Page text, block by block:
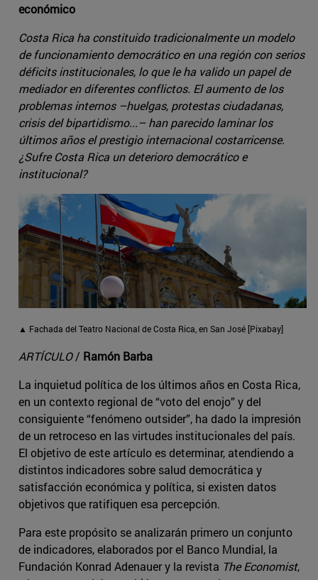
económico
Costa Rica ha constituido tradicionalmente un modelo
de funcionamiento democrático en una región con serios
déficits institucionales, lo que le ha valido un papel de
mediador en diferentes conflictos. El aumento de los
problemas internos –huelgas, protestas ciudadanas,
crisis del bipartidismo...– han parecido laminar los
últimos años el prestigio internacional costarricense.
¿Sufre Costa Rica un deterioro democrático e
institucional?
▲ Fachada del Teatro Nacional de Costa Rica, en San José [Pixabay]
ARTÍCULO/ Ramón Barba
La inquietud política de los últimos años en Costa Rica,
en un contexto regional de “voto del enojo” y del
consiguiente “fenómeno outsider”, ha dado la impresión
de un retroceso en las virtudes institucionales del país.
El objetivo de este artículo es determinar, atendiendo a
distintos indicadores sobre salud democrática y
satisfacción económica y política, si existen datos
objetivos que ratifiquen esa percepción.
Para este propósito se analizarán primero un conjunto
de indicadores, elaborados por el Banco Mundial, la
Fundación Konrad Adenauer y la revista The Economist,